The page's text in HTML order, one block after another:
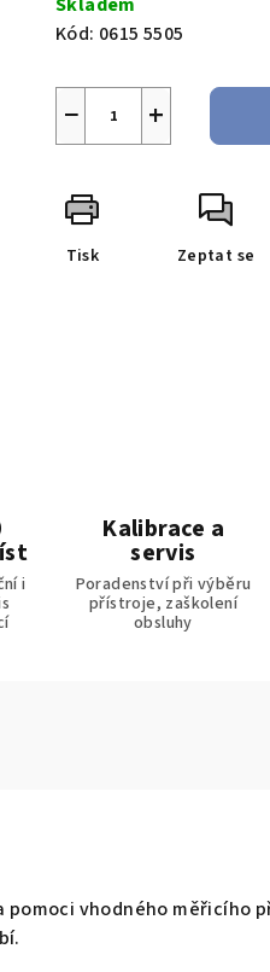
Kód: 0615 5505
+
−
Tisk Zeptat se
i
Kalibrace a
servis
Poradenství při výběru
přístroje, zaškolení
obsluhy
pomoci vhodného měřicího